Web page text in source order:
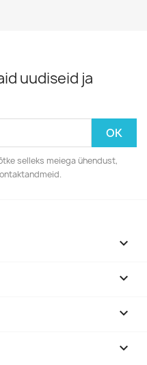
uudiseid ja
selleks meiega ühendust,



keyboard_arrow_down